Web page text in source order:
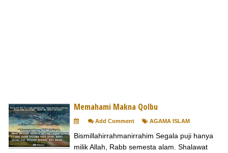
Memahami Makna Qolbu
Add Comment AGAMA ISLAM
Bismillahirrahmanirrahim Segala puji hanya
milik Allah, Rabb semesta alam. Shalawat